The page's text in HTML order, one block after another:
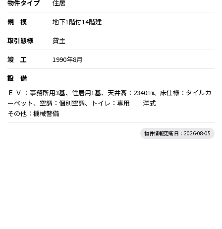
物件タイプ
住居
規 模
地下1階付14階建
取引態様
貸主
竣 工
1990年8月
設 備
Ｅ Ｖ ：事務所用3基、住居用1基、天井高：2340㎜、床仕様：タイルカ
ーペット、空調：個別空調、トイレ：専用 洋式
その他：機械警備
物件情報更新日：2026-08-05